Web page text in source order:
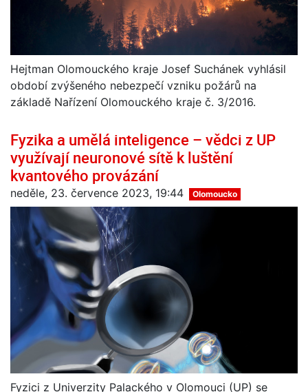
Hejtman Olomouckého kraje Josef Suchánek vyhlásil
období zvýšeného nebezpečí vzniku požárů na
základě Nařízení Olomouckého kraje č. 3/2016.
Fyzika a umělá inteligence – vědci z UP
využívají neuronové sítě k luštění
kvantového provázání
neděle, 23. července 2023, 19:44 Olomoucko
Fyzici z Univerzity Palackého v Olomouci (UP) se